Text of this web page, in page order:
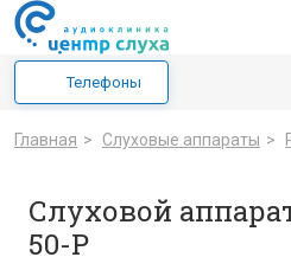
Телефоны
Главная > Cлуховые аппараты >
Слуховой
50-P